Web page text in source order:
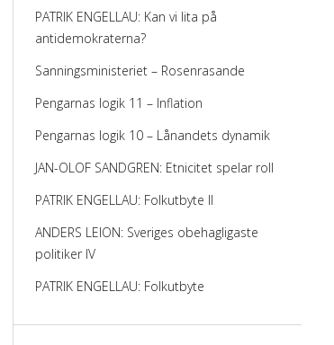
PATRIK ENGELLAU: Kan vi lita på
antidemokraterna?
Sanningsministeriet – Rosenrasande
Pengarnas logik 11 – Inflation
Pengarnas logik 10 – Lånandets dynamik
JAN-OLOF SANDGREN: Etnicitet spelar roll
PATRIK ENGELLAU: Folkutbyte II
ANDERS LEION: Sveriges obehagligaste
politiker IV
PATRIK ENGELLAU: Folkutbyte